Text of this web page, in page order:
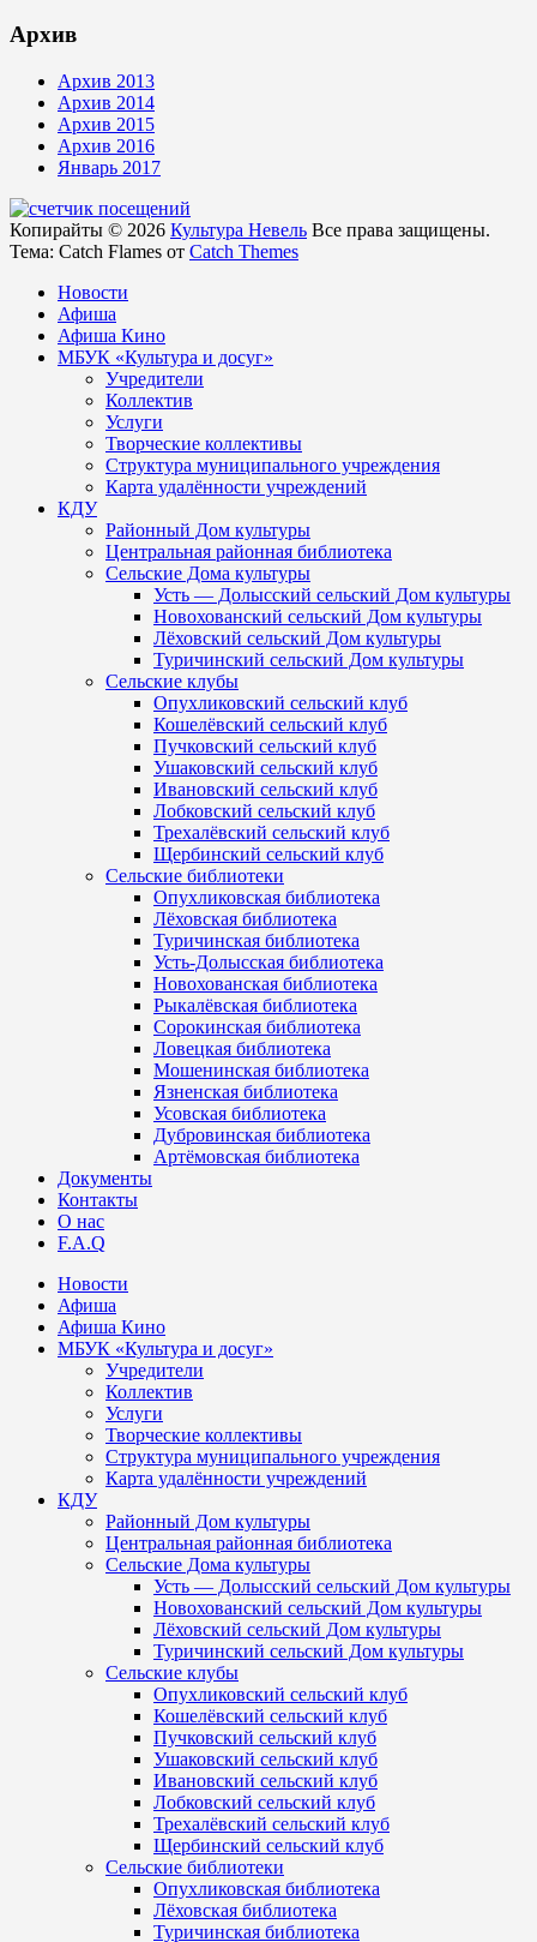
Архив
Архив 2013
Архив 2014
Архив 2015
Архив 2016
Январь 2017
Копирайты © 2026 Культура Невель Все права защищены.
Тема: Catch Flames от Catch Themes
Новости
Афиша
Афиша Кино
МБУК «Культура и досуг»
Учредители
Коллектив
Услуги
Творческие коллективы
Структура муниципального учреждения
Карта удалённости учреждений
КДУ
Районный Дом культуры
Центральная районная библиотека
Сельские Дома культуры
Усть — Долысский сельский Дом культуры
Новохованский сельский Дом культуры
Лёховский сельский Дом культуры
Туричинский сельский Дом культуры
Сельские клубы
Опухликовский сельский клуб
Кошелёвский сельский клуб
Пучковский сельский клуб
Ушаковский сельский клуб
Ивановский сельский клуб
Лобковский сельский клуб
Трехалёвский сельский клуб
Щербинский сельский клуб
Сельские библиотеки
Опухликовская библиотека
Лёховская библиотека
Туричинская библиотека
Усть-Долысская библиотека
Новохованская библиотека
Рыкалёвская библиотека
Сорокинская библиотека
Ловецкая библиотека
Мошенинская библиотека
Язненская библиотека
Усовская библиотека
Дубровинская библиотека
Артёмовская библиотека
Документы
Контакты
О нас
F.A.Q
Новости
Афиша
Афиша Кино
МБУК «Культура и досуг»
Учредители
Коллектив
Услуги
Творческие коллективы
Структура муниципального учреждения
Карта удалённости учреждений
КДУ
Районный Дом культуры
Центральная районная библиотека
Сельские Дома культуры
Усть — Долысский сельский Дом культуры
Новохованский сельский Дом культуры
Лёховский сельский Дом культуры
Туричинский сельский Дом культуры
Сельские клубы
Опухликовский сельский клуб
Кошелёвский сельский клуб
Пучковский сельский клуб
Ушаковский сельский клуб
Ивановский сельский клуб
Лобковский сельский клуб
Трехалёвский сельский клуб
Щербинский сельский клуб
Сельские библиотеки
Опухликовская библиотека
Лёховская библиотека
Туричинская библиотека